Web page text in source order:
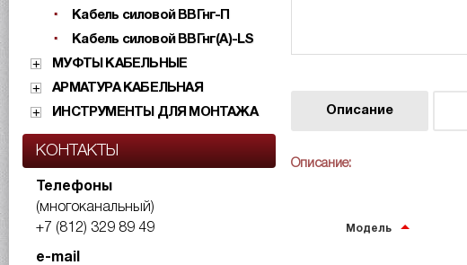
Кабель силовой ВВГнг-П
Кабель силовой ВВГнг(А)-LS
МУФТЫ КАБЕЛЬНЫЕ
АРМАТУРА КАБЕЛЬНАЯ
ИНСТРУМЕНТЫ ДЛЯ МОНТАЖА
КОНТАКТЫ
Телефоны
(многоканальный)
+7 (812) 329 89 49
e-mail
Описание
Описание:
Модель